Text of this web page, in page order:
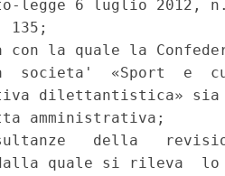
legge 6 luglio 2012,
135;
con la quale la
societa'  «Sport  e
dilettantistica» sia
amministrativa;
della
dalla quale si rileva